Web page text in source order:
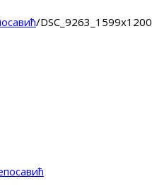
/DSC_9263_1599x1200